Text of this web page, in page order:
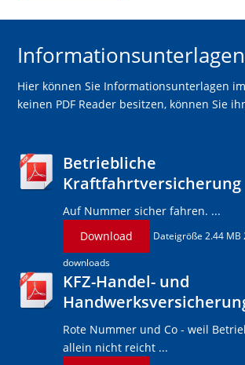
Hier können Sie Informationsunterlagen
keinen PDF Reader besitzen, können Sie
Betriebliche
Kraftfahrtversicherung
Auf Nummer sicher fahren. ...
Download
Dateigröße 2.44 MB
downloads
KFZ-Handel- und
Rote Nummer und Co - weil
allein nicht reicht ...